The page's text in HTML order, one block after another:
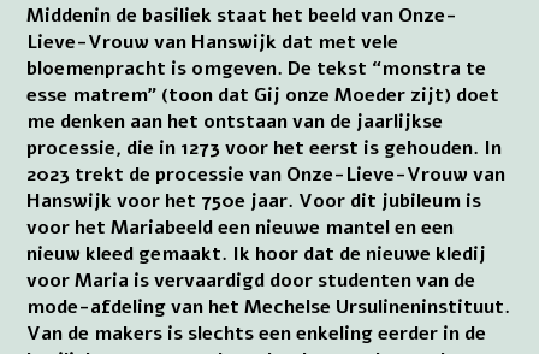
Middenin de basiliek staat het beeld van Onze-
Lieve-Vrouw van Hanswijk dat met vele
bloemenpracht is omgeven. De tekst “monstra te
esse matrem” (toon dat Gij onze Moeder zijt) doet
me denken aan het ontstaan van de jaarlijkse
processie, die in 1273 voor het eerst is gehouden. In
2023 trekt de processie van Onze-Lieve-Vrouw van
Hanswijk voor het 750e jaar. Voor dit jubileum is
voor het Mariabeeld een nieuwe mantel en een
nieuw kleed gemaakt. Ik hoor dat de nieuwe kledij
voor Maria is vervaardigd door studenten van de
mode-afdeling van het Mechelse Ursulineninstituut.
Van de makers is slechts een enkeling eerder in de